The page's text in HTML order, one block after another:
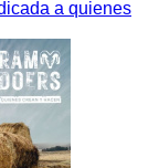
a quienes